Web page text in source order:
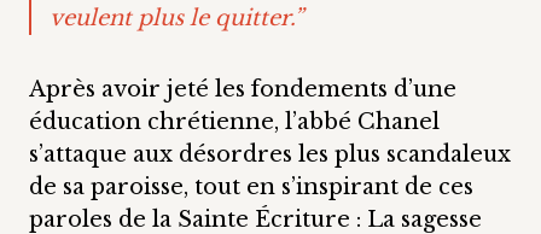
veulent plus le quitter.”
Après avoir jeté les fondements d’une
éducation chrétienne, l’abbé Chanel
s’attaque aux désordres les plus scandaleux
de sa paroisse, tout en s’inspirant de ces
paroles de la Sainte Écriture : La sagesse